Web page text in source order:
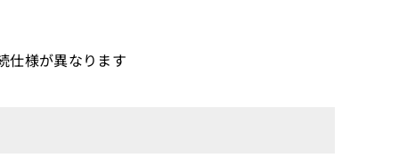
仕様が異なります